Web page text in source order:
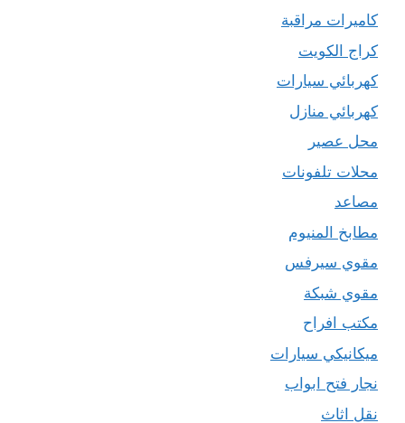
كاميرات مراقبة
كراج الكويت
كهربائي سيارات
كهربائي منازل
محل عصير
محلات تلفونات
مصاعد
مطابخ المنيوم
مقوي سيرفس
مقوي شبكة
مكتب افراح
ميكانيكي سيارات
نجار فتح ابواب
نقل اثاث